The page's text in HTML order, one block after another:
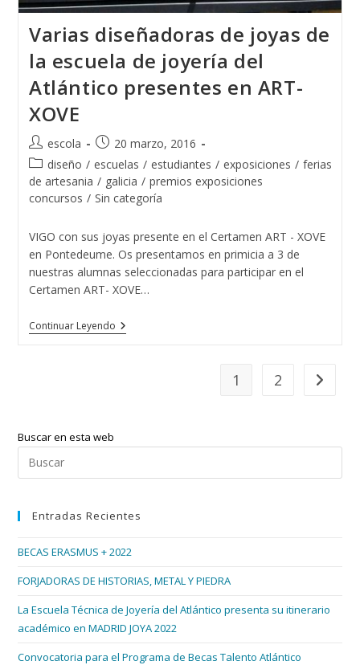
Varias diseñadoras de joyas de
la escuela de joyería del
Atlántico presentes en ART-
XOVE
Autor
de
la
entrada:
escola
Publicación
de
la
entrada:
20 marzo, 2016
Categoría
de
la
diseño / escuelas / estudiantes / exposiciones / ferias
de artesania / galicia / premios exposiciones
concursos / Sin categoría
VIGO con sus joyas presente en el Certamen ART - XOVE
en Pontedeume. Os presentamos en primicia a 3 de
nuestras alumnas seleccionadas para participar en el
Certamen ART- XOVE…
Continuar LeyendoVarias
Diseñadoras
En
1 2 Ir a la
Buscar en esta web
Entradas Recientes
BECAS ERASMUS + 2022
FORJADORAS DE HISTORIAS, METAL Y PIEDRA
La Escuela Técnica de Joyería del Atlántico presenta su itinerario
académico en MADRID JOYA 2022
Convocatoria para el Programa de Becas Talento Atlántico